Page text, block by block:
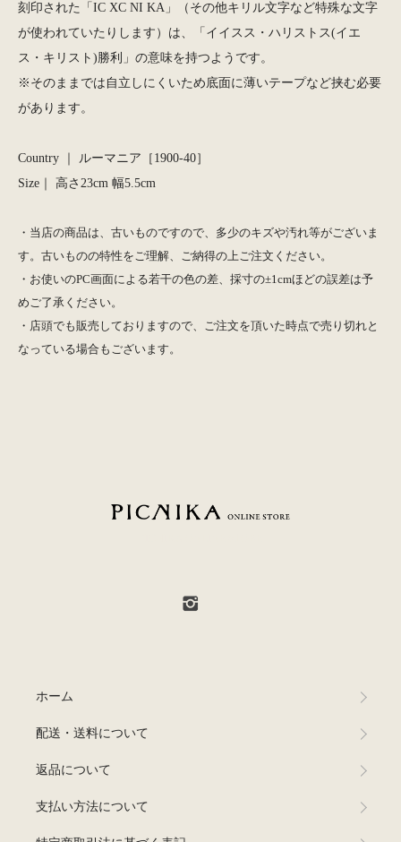
刻印された「IC XC NI KA」（その他キリル文字など特殊な文字
が使われていたりします）は、「イイスス・ハリストス(イエ
ス・キリスト)勝利」の意味を持つようです。
※そのままでは自立しにくいため底面に薄いテープなど挟む必要
があります。
Country ｜ ルーマニア［1900-40］
Size｜ 高さ23cm 幅5.5cm
・当店の商品は、古いものですので、多少のキズや汚れ等がございま
す。古いものの特性をご理解、ご納得の上ご注文ください。
・お使いのPC画面による若干の色の差、採寸の±1cmほどの誤差は予
めご了承ください。
・店頭でも販売しておりますので、ご注文を頂いた時点で売り切れと
なっている場合もございます。
ホーム
配送・送料について
返品について
支払い方法について